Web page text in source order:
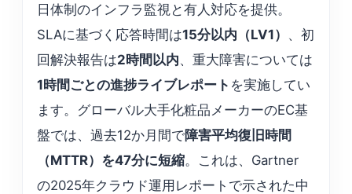
日体制のインフラ監視と有⼈対応を提供。
SLAに基づく応答時間は15分以内（LV1） 、初
回解決報告は2時間以内、重大障害については
1時間ごとの進捗ライブレポート を実施してい
ます。グローバル大手化粧品メーカーのEC基
盤では、過去12か月間で障害平均復旧時間
（MTTR）を47分に短縮。これは、Gartner
の2025年クラウド運用レポートで示された中